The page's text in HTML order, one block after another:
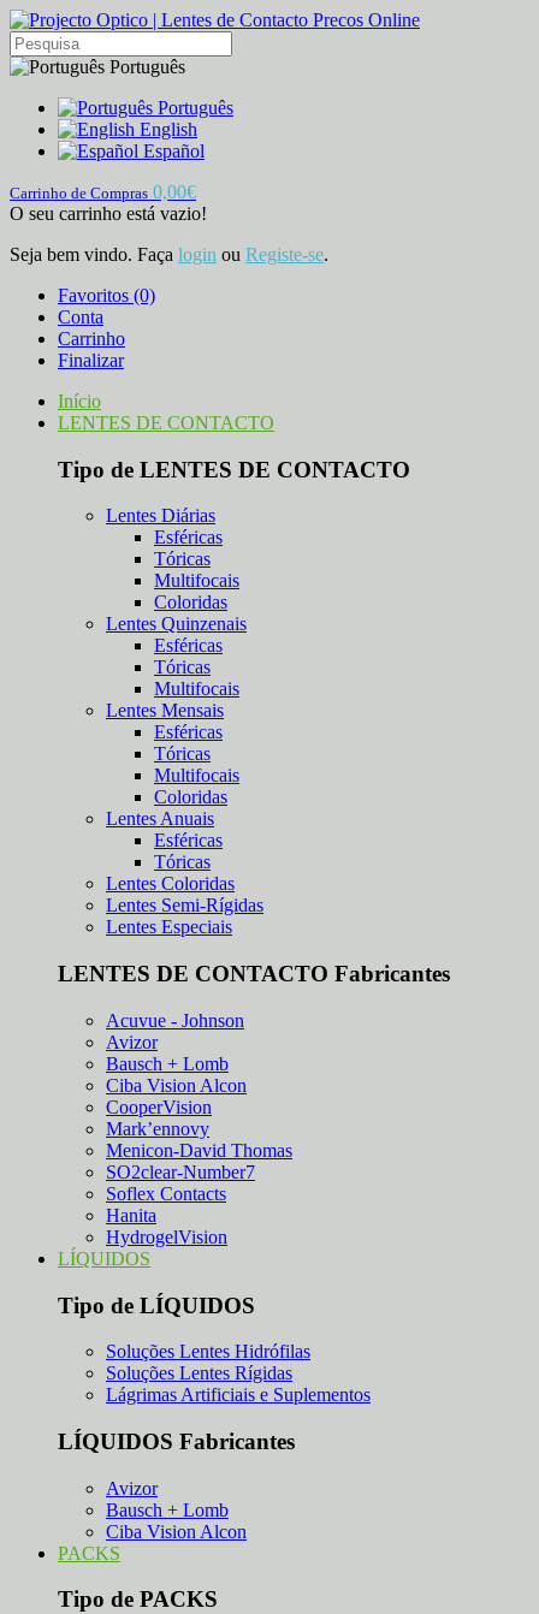
Português
Português
English
Español
Carrinho de Compras 0,00€
O seu carrinho está vazio!
Seja bem vindo. Faça login ou Registe-se.
Favoritos (0)
Conta
Carrinho
Finalizar
Início
LENTES DE CONTACTO
Tipo de LENTES DE CONTACTO
Lentes Diárias
Esféricas
Tóricas
Multifocais
Coloridas
Lentes Quinzenais
Esféricas
Tóricas
Multifocais
Lentes Mensais
Esféricas
Tóricas
Multifocais
Coloridas
Lentes Anuais
Esféricas
Tóricas
Lentes Coloridas
Lentes Semi-Rígidas
Lentes Especiais
LENTES DE CONTACTO Fabricantes
Acuvue - Johnson
Avizor
Bausch + Lomb
Ciba Vision Alcon
CooperVision
Mark’ennovy
Menicon-David Thomas
SO2clear-Number7
Soflex Contacts
Hanita
HydrogelVision
LÍQUIDOS
Tipo de LÍQUIDOS
Soluções Lentes Hidrófilas
Soluções Lentes Rígidas
Lágrimas Artificiais e Suplementos
LÍQUIDOS Fabricantes
Avizor
Bausch + Lomb
Ciba Vision Alcon
PACKS
Tipo de PACKS